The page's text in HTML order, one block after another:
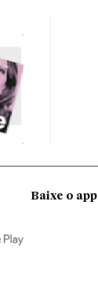
Baixe o app